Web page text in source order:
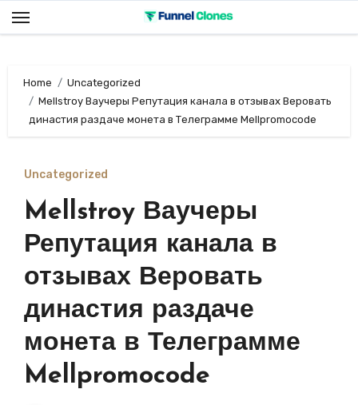
Skip
to
Home
Uncategorized
Mellstroy Ваучеры Репутация канала в отзывах Веровать
династия раздаче монета в Телеграмме Mellpromocode
Uncategorized
Mellstroy Ваучеры
Репутация канала в
отзывах Веровать
династия раздаче
монета в Телеграмме
Mellpromocode